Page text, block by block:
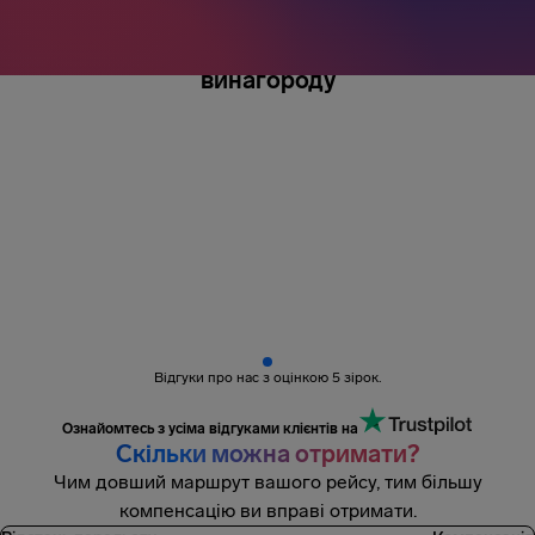
винагороду
Відгуки про нас з оцінкою 5 зірок.
Ознайомтесь з усіма відгуками клієнтів на
Скільки можна отримати?
Чим довший маршрут вашого рейсу, тим більшу
компенсацію ви вправі отримати.